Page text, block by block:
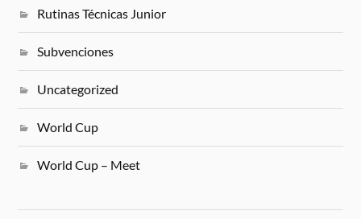
Rutinas Técnicas Junior
Subvenciones
Uncategorized
World Cup
World Cup – Meet